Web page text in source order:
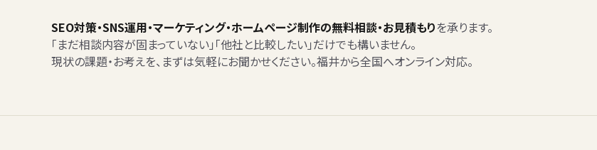
SEO対策・SNS運用・マーケティング・ホームページ制作の無料相談・お見積もりを承ります。
「まだ相談内容が固まっていない」「他社と比較したい」だけでも構いません。
現状の課題・お考えを、まずは気軽にお聞かせください。福井から全国へオンライン対応。